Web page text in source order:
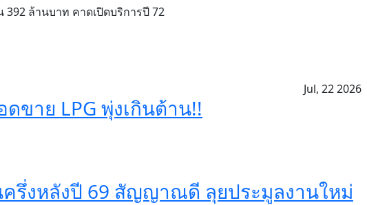
ล้านบาท คาดเปิดบริการปี 72
ขาย LPG พุ่งเกินต้าน!!
Jul, 22 2026
ครึ่งหลังปี 69 สัญญาณดี ลุยประมูลงานใหม่